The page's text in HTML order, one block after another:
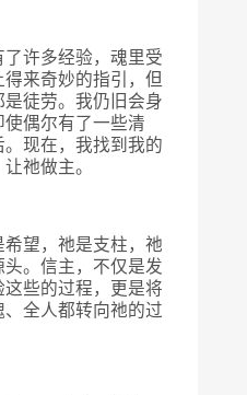
许多经验，魂里受
来奇妙的指引，但
徒劳。我仍旧会身
偶尔有了一些清
现在，我找到我的
祂做主。
望，祂是支柱，祂
。信主，不仅是发
些的过程，更是将
全人都转向祂的过